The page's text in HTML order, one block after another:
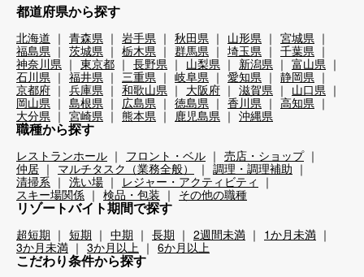
都道府県から探す
北海道 青森県 岩手県 秋田県 山形県
宮城県
福島県
茨城県 栃木県 群馬県 埼玉県
千葉県
神奈川県
東京都 長野県 山梨県 新潟県
富山県
石川県
福井県 三重県 岐阜県 愛知県
静岡県
京都府
兵庫県 和歌山県 大阪府 滋賀県
山口県
岡山県
島根県 広島県 徳島県 香川県
高知県
大分県
宮崎県 熊本県 鹿児島県 沖縄県
職種から探す
レストランホール フロント・ベル
売店・ショップ
仲居
マルチタスク（業務全般）
調理・調理補助
清掃系
洗い場
レジャー・アクティビティ
スキー場関係
検品・包装 その他の職種
リゾートバイト期間で探す
超短期 短期 中期 長期 2週間未満
1か月未満
3か月未満
3か月以上 6か月以上
こだわり条件から探す